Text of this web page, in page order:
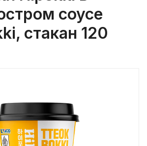
соусе
стакан 120